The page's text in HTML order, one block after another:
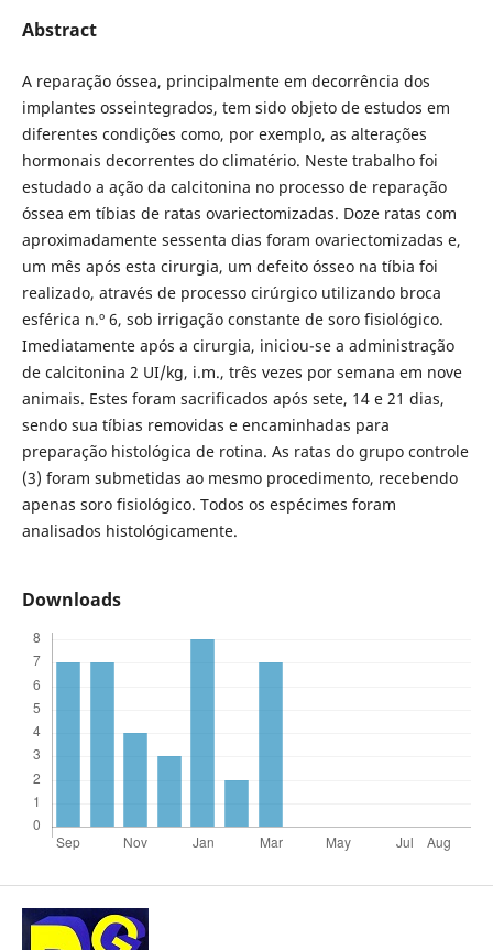
Abstract
A reparação óssea, principalmente em decorrência dos
implantes osseintegrados, tem sido objeto de estudos em
diferentes condições como, por exemplo, as alterações
hormonais decorrentes do climatério. Neste trabalho foi
estudado a ação da calcitonina no processo de reparação
óssea em tíbias de ratas ovariectomizadas. Doze ratas com
aproximadamente sessenta dias foram ovariectomizadas e,
um mês após esta cirurgia, um defeito ósseo na tíbia foi
realizado, através de processo cirúrgico utilizando broca
esférica n.º 6, sob irrigação constante de soro fisiológico.
Imediatamente após a cirurgia, iniciou-se a administração
de calcitonina 2 UI/kg, i.m., três vezes por semana em nove
animais. Estes foram sacrificados após sete, 14 e 21 dias,
sendo sua tíbias removidas e encaminhadas para
preparação histológica de rotina. As ratas do grupo controle
(3) foram submetidas ao mesmo procedimento, recebendo
apenas soro fisiológico. Todos os espécimes foram
analisados histológicamente.
Downloads